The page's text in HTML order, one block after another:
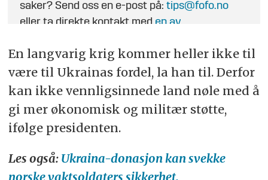
saker? Send oss en e-post på:tips@fofo.no
eller ta direkte kontakt med en av
En langvarig krig kommer heller ikke til
være til Ukrainas fordel, la han til. Derfor
kan ikke vennligsinnede land nøle med å
gi mer økonomisk og militær støtte,
ifølge presidenten.
Les også: Ukraina-donasjon kan svekke
norske vaktsoldaters sikkerhet.